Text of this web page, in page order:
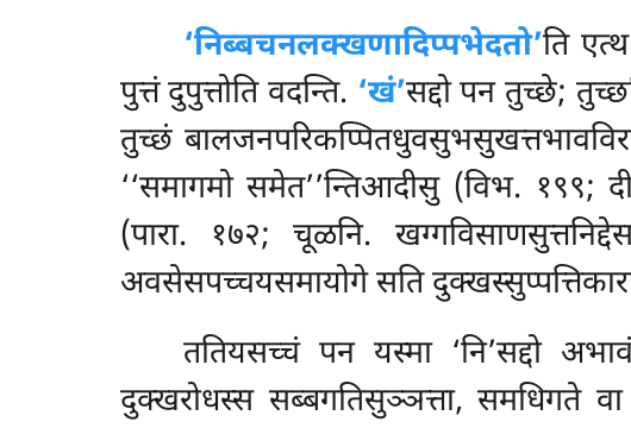
‘निब्बचनलक्खणादिप्पभेदतो’ति
पुत्तं दुपुत्तोति वदन्ति. ‘खं’सद्दो पन तुच्छे;
तुच्छं
‘‘समागमो समेत’’न्तिआदीसु (विभ. १९९;
(पारा. १७२; चूळनि.
अवसेसपच्चयसमायोगे सति
ततियसच्चं पन यस्मा ‘नि’सद्दो
दुक्खरोधस्स सब्बगतिसुञ्ञत्ता, समधिगते वा